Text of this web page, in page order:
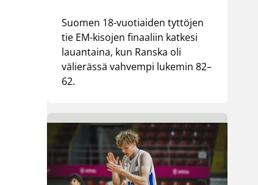
Suomen 18-vuotiaiden tyttöjen
tie EM-kisojen finaaliin katkesi
lauantaina, kun Ranska oli
välierässä vahvempi lukemin 82–
62.